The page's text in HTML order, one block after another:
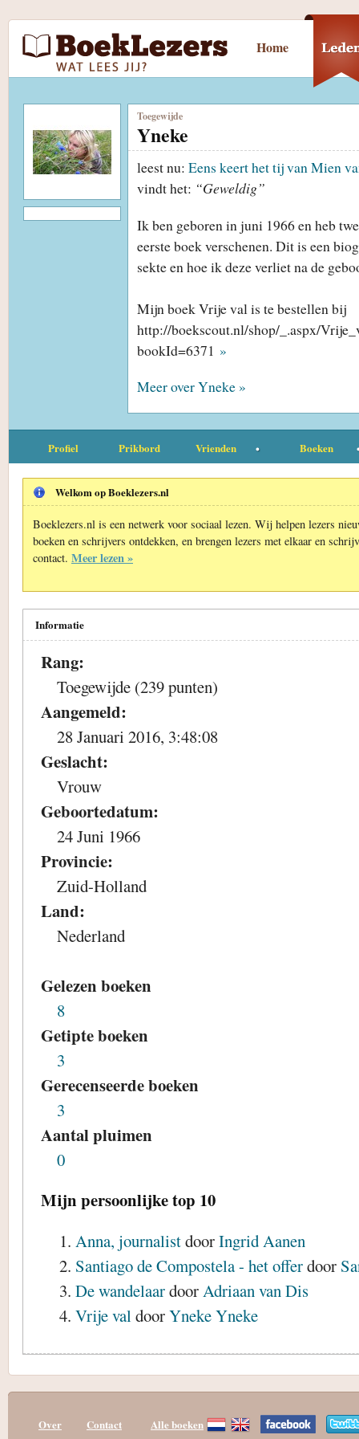
Home
Toegewijde
Yneke
leest nu: Eens keert het tij van Mien
vindt het: “Geweldig”
Ik ben geboren in juni 1966 en heb
eerste boek verschenen. Dit is een
sekte en hoe ik deze verliet na de
Mijn boek Vrije val is te bestellen bij
http://boekscout.nl/shop/_.aspx/
bookId=6371 »
Meer over Yneke »
Profiel Prikbord Vrienden Boeken
Welkom op Boeklezers.nl
Boeklezers.nl is een netwerk voor sociaal lezen. Wij helpen lezers
boeken en schrijvers ontdekken, en brengen lezers met elkaar en
contact. Meer lezen »
Informatie
Rang:
Toegewijde (239 punten)
Aangemeld:
28 Januari 2016, 3:48:08
Geslacht:
Vrouw
Geboortedatum:
24 Juni 1966
Provincie:
Zuid-Holland
Land:
Nederland
Gelezen boeken
8
Getipte boeken
3
Gerecenseerde boeken
3
Aantal pluimen
0
Mijn persoonlijke top 10
Anna, journalistdoorIngrid Aanen
Santiago de Compostela - het offerdoor
De wandelaardoor Adriaan van Dis
Vrije val doorYneke Yneke
Over Contact Alle boeken